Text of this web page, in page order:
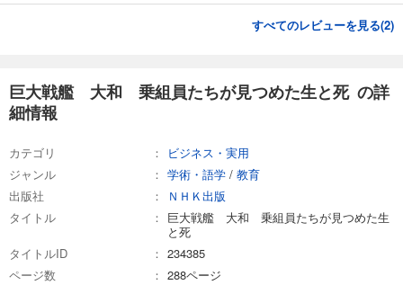
すべてのレビューを見る(2)
巨大戦艦 大和 乗組員たちが見つめた生と死 の詳
細情報
カテゴリ
ビジネス・実用
ジャンル
学術・語学 / 教育
出版社
ＮＨＫ出版
タイトル
巨大戦艦 大和 乗組員たちが見つめた生
と死
タイトルID
234385
ページ数
288ページ